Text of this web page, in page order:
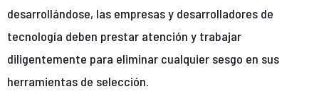
desarrollándose, las empresas y desarrolladores de
tecnología deben prestar atención y trabajar
diligentemente para eliminar cualquier sesgo en sus
herramientas de selección.